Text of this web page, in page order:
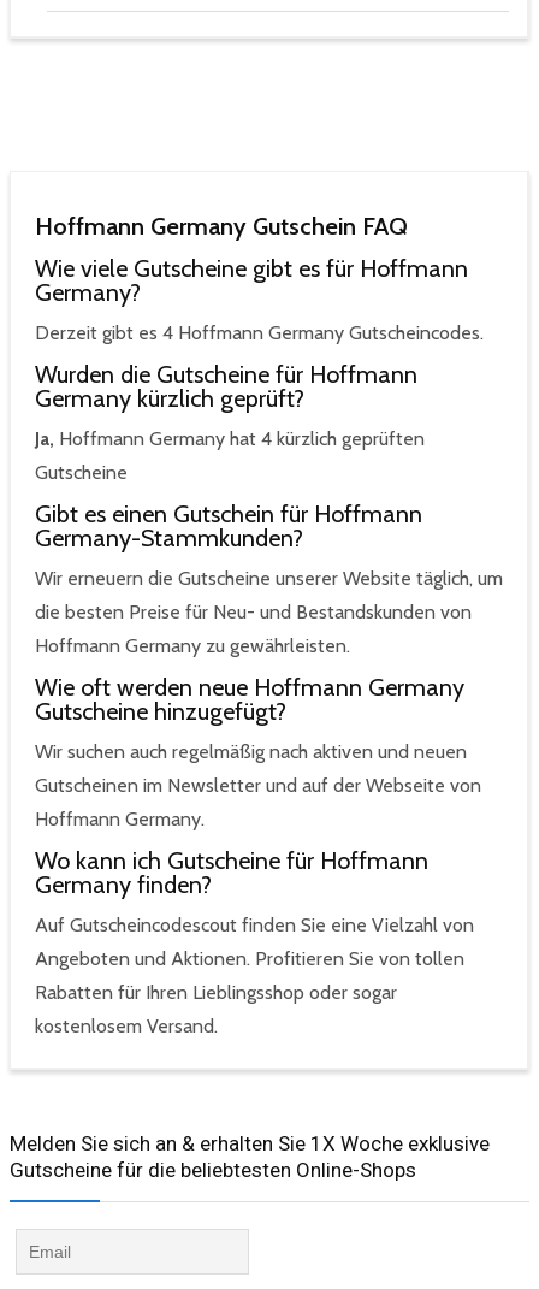
Hoffmann Germany Gutschein FAQ
Wie viele Gutscheine gibt es für Hoffmann
Germany?
Derzeit gibt es 4 Hoffmann Germany Gutscheincodes.
Wurden die Gutscheine für Hoffmann
Germany kürzlich geprüft?
Ja, Hoffmann Germany hat 4 kürzlich geprüften
Gutscheine
Gibt es einen Gutschein für Hoffmann
Germany-Stammkunden?
Wir erneuern die Gutscheine unserer Website täglich, um
die besten Preise für Neu- und Bestandskunden von
Hoffmann Germany zu gewährleisten.
Wie oft werden neue Hoffmann Germany
Gutscheine hinzugefügt?
Wir suchen auch regelmäßig nach aktiven und neuen
Gutscheinen im Newsletter und auf der Webseite von
Hoffmann Germany.
Wo kann ich Gutscheine für Hoffmann
Germany finden?
Auf Gutscheincodescout finden Sie eine Vielzahl von
Angeboten und Aktionen. Profitieren Sie von tollen
Rabatten für Ihren Lieblingsshop oder sogar
kostenlosem Versand.
Melden Sie sich an & erhalten Sie 1X Woche exklusive
Gutscheine für die beliebtesten Online-Shops​